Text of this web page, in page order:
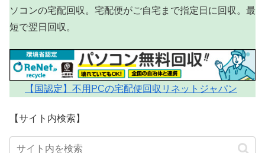
ソコンの宅配回収。宅配便がご自宅まで指定日に回収。最
短で翌日回収。
【国認定】不用PCの宅配便回収リネットジャパン
【サイト内検索】